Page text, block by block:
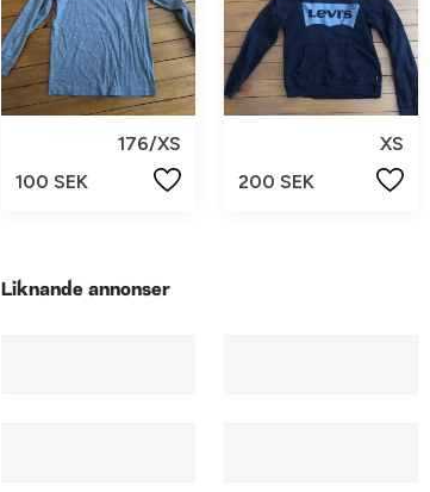
176/XS
100 SEK
XS
200 SEK
Liknande annonser